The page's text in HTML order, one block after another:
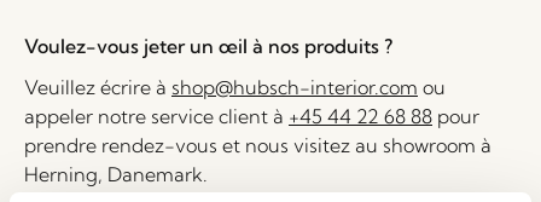
Voulez-vous jeter un œil à nos produits ?
Veuillez écrire à shop@hubsch-interior.com ou
appeler notre service client à +45 44 22 68 88 pour
prendre rendez-vous et nous visitez au showroom à
Herning, Danemark.